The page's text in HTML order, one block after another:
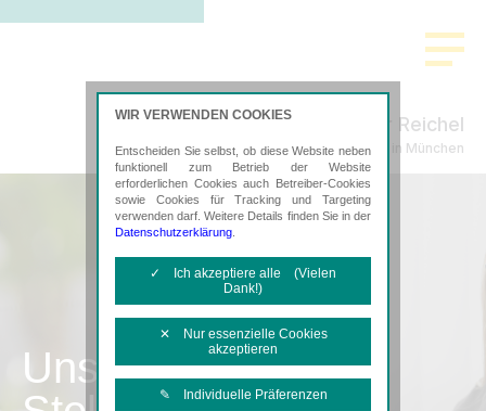
Sachenbacher Reichel
Steuerberatung in München
Unsere
WIR VERWENDEN COOKIES
Entscheiden Sie selbst, ob diese Website neben
funktionell zum Betrieb der Website
erforderlichen Cookies auch Betreiber-Cookies
sowie Cookies für Tracking und Targeting
verwenden darf. Weitere Details finden Sie in der
Datenschutzerklärung
✓ Ich akzeptiere alle (Vielen
Dank!)
✕ Nur essenzielle Cookies
akzeptieren
✎ Individuelle Präferenzen